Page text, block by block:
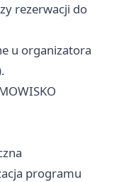
rezerwacji do
u organizatora
programu